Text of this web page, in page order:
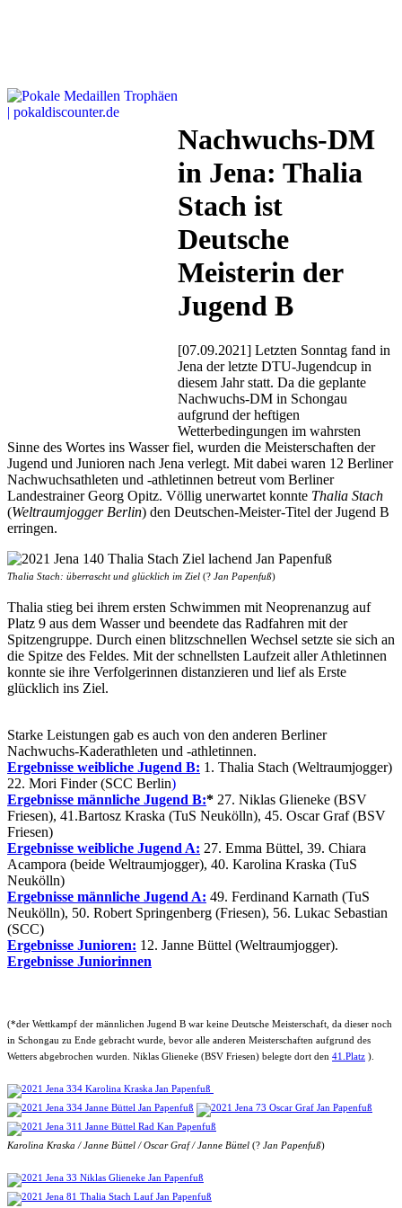
Nachwuchs-DM
in Jena: Thalia
Stach ist
Deutsche
Meisterin der
Jugend B
[07.09.2021] Letzten Sonntag fand in
Jena der letzte DTU-Jugendcup in
diesem Jahr statt. Da die geplante
Nachwuchs-DM in Schongau
aufgrund der heftigen
Wetterbedingungen im wahrsten
Sinne des Wortes ins Wasser fiel, wurden die Meisterschaften der
Jugend und Junioren nach Jena verlegt. Mit dabei waren 12 Berliner
Nachwuchsathleten und -athletinnen betreut vom Berliner
Landestrainer Georg Opitz. Völlig unerwartet konnte Thalia Stach
(Weltraumjogger Berlin) den Deutschen-Meister-Titel der Jugend B
erringen.
Thalia Stach: überrascht und glücklich im Ziel (? Jan Papenfuß)
Thalia stieg bei ihrem ersten Schwimmen mit Neoprenanzug auf
Platz 9 aus dem Wasser und beendete das Radfahren mit der
Spitzengruppe. Durch einen blitzschnellen Wechsel setzte sie sich an
die Spitze des Feldes. Mit der schnellsten Laufzeit aller Athletinnen
konnte sie ihre Verfolgerinnen distanzieren und lief als Erste
glücklich ins Ziel.
Starke Leistungen gab es auch von den anderen Berliner
Nachwuchs-Kaderathleten und -athletinnen.
Ergebnisse weibliche Jugend B: 1. Thalia Stach (Weltraumjogger)
22. Mori Finder (SCC Berlin)
Ergebnisse männliche Jugend B:* 27. Niklas Glieneke (BSV
Friesen), 41.Bartosz Kraska (TuS Neukölln), 45. Oscar Graf (BSV
Friesen)
Ergebnisse weibliche Jugend A: 27. Emma Büttel, 39. Chiara
Acampora (beide Weltraumjogger), 40. Karolina Kraska (TuS
Neukölln)
Ergebnisse männliche Jugend A: 49. Ferdinand Karnath (TuS
Neukölln), 50. Robert Springenberg (Friesen), 56. Lukac Sebastian
(SCC)
Ergebnisse Junioren: 12. Janne Büttel (Weltraumjogger).
Ergebnisse Juniorinnen
(*der Wettkampf der männlichen Jugend B war keine Deutsche Meisterschaft, da dieser noch
in Schongau zu Ende gebracht wurde, bevor alle anderen Meisterschaften aufgrund des
Wetters abgebrochen wurden. Niklas Glieneke (BSV Friesen) belegte dort den 41.Platz ).
Karolina Kraska / Janne Büttel /Oscar Graf/ Janne Büttel (? Jan Papenfuß)